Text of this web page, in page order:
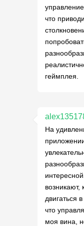
что
геймплея.
На
двигаться
что
моя вина,